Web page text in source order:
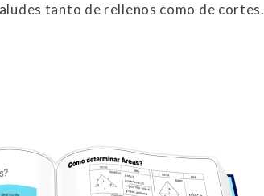
tanto de rellenos como de cortes.